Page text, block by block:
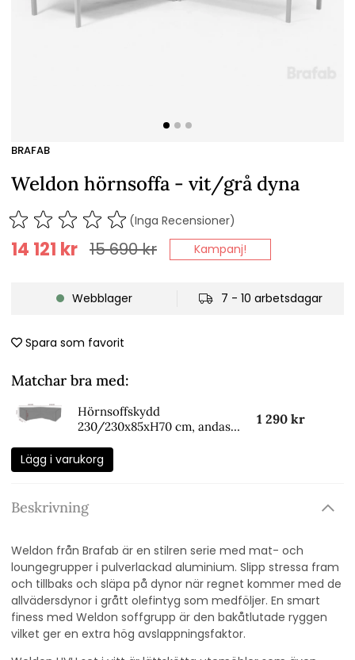
BRAFAB
Weldon hörnsoffa - vit/grå dyna
(Inga Recensioner)
15 690kr
14 121 kr Kampanj!
Webblager 7 - 10 arbetsdagar
Spara som favorit
Matchar bra med:
Hörnsoffskydd
230/230x85xH70 cm, andas -
1 290 kr
Lägg i varukorg
Beskrivning
Weldon från Brafab är en stilren serie med mat- och
loungegrupper i pulverlackad aluminium. Slipp stressa fram
och tillbaks och släpa på dynor när regnet kommer med de
allvädersdynor i grått olefintyg som medföljer. En smart
finess med Weldon soffgrupp är den bakåtlutade ryggen
vilket ger en extra hög avslappningsfaktor.